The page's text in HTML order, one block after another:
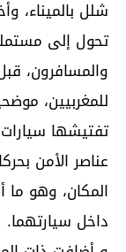
شلل بالميناء،
تحول إلى
والمسافرون،
للمغربيين،
تفتيشها
عناصر الأمن
المكان، وهو ما
داخل سيارتهما.